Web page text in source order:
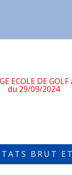
ECOLE DE GOLF
du 29/09/2024
BRUT